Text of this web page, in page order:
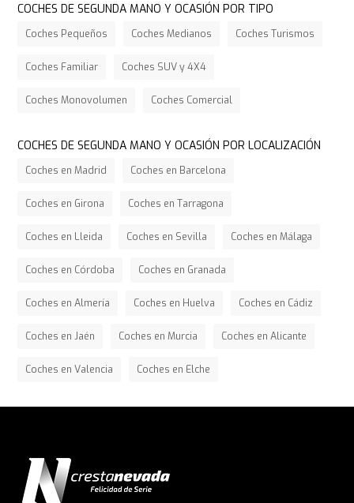
COCHES DE SEGUNDA MANO Y OCASIÓN POR TIPO
Coches Pequeños Coches Medianos Coches Turismos
Coches Familiar Coches SUV y 4X4
Coches Monovolumen Coches Comercial
COCHES DE SEGUNDA MANO Y OCASIÓN POR LOCALIZACIÓN
Coches en Madrid Coches en Barcelona
Coches en Girona Coches en Tarragona
Coches en Lleida Coches en Sevilla Coches en Málaga
Coches en Córdoba Coches en Granada
Coches en Almería Coches en Huelva Coches en Cádiz
Coches en Jaén Coches en Murcia Coches en Alicante
Coches en Valencia Coches en Elche